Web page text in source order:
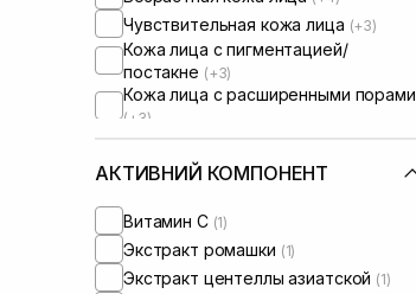
Чувствительная кожа лица (+3)
Кожа лица с пигментацией/
постакне (+3)
Кожа лица с расширенными порами
(+3)
Кожа лица с нарушенным
барьером
От синяков под глазами
АКТИВНИЙ КОМПОНЕНТ
Витамин C (1)
Экстракт ромашки (1)
Экстракт центеллы азиатской (1)